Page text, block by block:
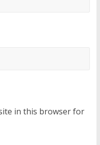
in this browser for